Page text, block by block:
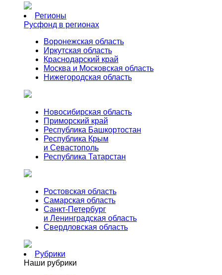
Регионы
Русфонд в регионах
Воронежская область
Иркутская область
Краснодарский край
Москва и Московская область
Нижегородская область
Новосибирская область
Приморский край
Республика Башкортостан
Республика Крым
и Севастополь
Республика Татарстан
Ростовская область
Самарская область
Санкт-Петербург
и Ленинградская область
Свердловская область
Рубрики
Наши рубрики